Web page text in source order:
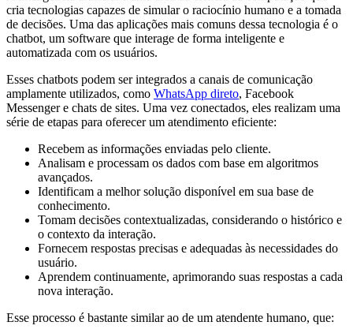
cria tecnologias capazes de simular o raciocínio humano e a tomada
de decisões. Uma das aplicações mais comuns dessa tecnologia é o
chatbot, um software que interage de forma inteligente e
automatizada com os usuários.
Esses chatbots podem ser integrados a canais de comunicação
amplamente utilizados, como WhatsApp direto, Facebook
Messenger e chats de sites. Uma vez conectados, eles realizam uma
série de etapas para oferecer um atendimento eficiente:
Recebem as informações enviadas pelo cliente.
Analisam e processam os dados com base em algoritmos
avançados.
Identificam a melhor solução disponível em sua base de
conhecimento.
Tomam decisões contextualizadas, considerando o histórico e
o contexto da interação.
Fornecem respostas precisas e adequadas às necessidades do
usuário.
Aprendem continuamente, aprimorando suas respostas a cada
nova interação.
Esse processo é bastante similar ao de um atendente humano, que: